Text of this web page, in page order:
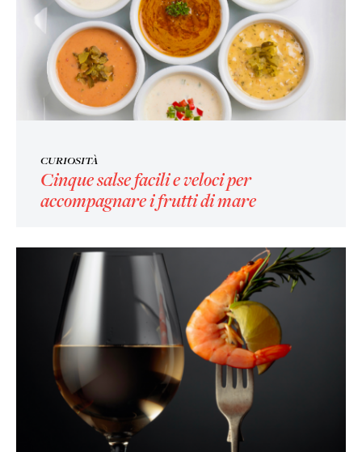
CURIOSITÀ
Cinque salse facili e veloci per
accompagnare i frutti di mare